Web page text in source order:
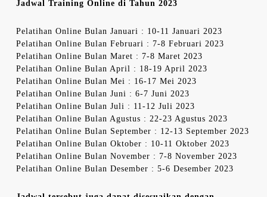
Jadwal Training Online di Tahun 2023
Pelatihan Online Bulan Januari : 10-11 Januari 2023
Pelatihan Online Bulan Februari : 7-8 Februari 2023
Pelatihan Online Bulan Maret : 7-8 Maret 2023
Pelatihan Online Bulan April : 18-19 April 2023
Pelatihan Online Bulan Mei : 16-17 Mei 2023
Pelatihan Online Bulan Juni : 6-7 Juni 2023
Pelatihan Online Bulan Juli : 11-12 Juli 2023
Pelatihan Online Bulan Agustus : 22-23 Agustus 2023
Pelatihan Online Bulan September : 12-13 September 2023
Pelatihan Online Bulan Oktober : 10-11 Oktober 2023
Pelatihan Online Bulan November : 7-8 November 2023
Pelatihan Online Bulan Desember : 5-6 Desember 2023